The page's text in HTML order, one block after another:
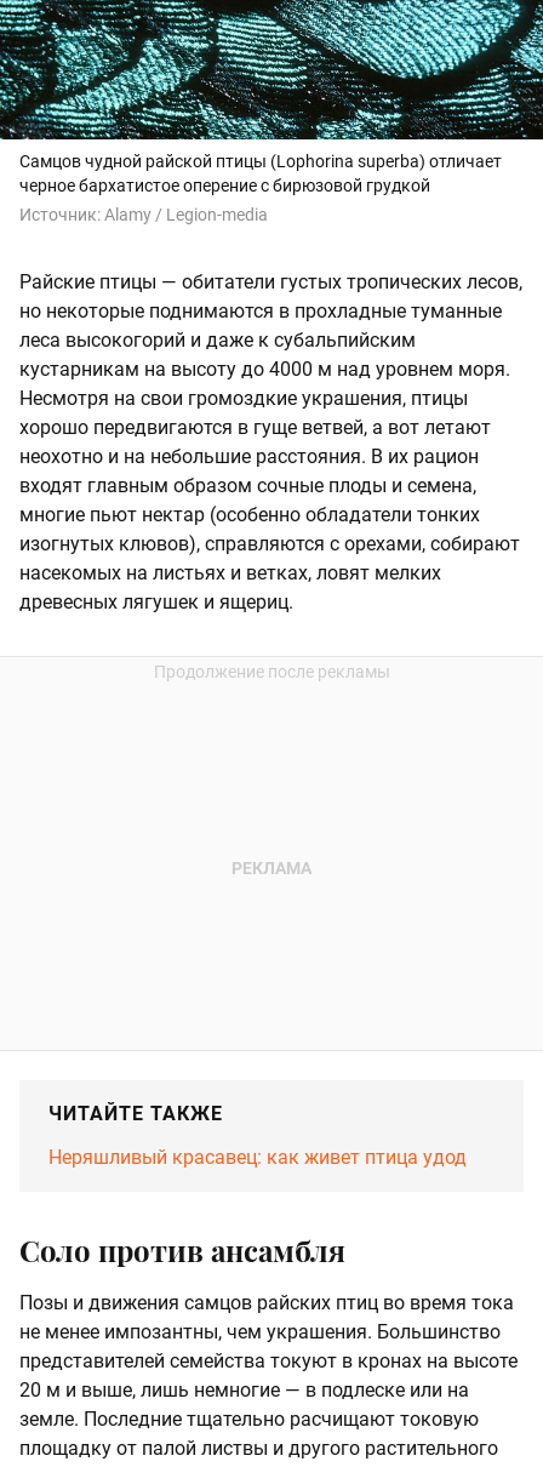
Самцов чудной райской птицы (Lophorina superba) отличает
черное бархатистое оперение с бирюзовой грудкой
Источник:Alamy / Legion-media
Райские птицы — обитатели густых тропических лесов,
но некоторые поднимаются в прохладные туманные
леса высокогорий и даже к субальпийским
кустарникам на высоту до 4000 м над уровнем моря.
Несмотря на свои громоздкие украшения, птицы
хорошо передвигаются в гуще ветвей, а вот летают
неохотно и на небольшие расстояния. В их рацион
входят главным образом сочные плоды и семена,
многие пьют нектар (особенно обладатели тонких
изогнутых клювов), справляются с орехами, собирают
насекомых на листьях и ветках, ловят мелких
древесных лягушек и ящериц.
ЧИТАЙТЕ ТАКЖЕ
Неряшливый красавец: как живет птица удод
Соло против ансамбля
Позы и движения самцов райских птиц во время тока
не менее импозантны, чем украшения. Большинство
представителей семейства токуют в кронах на высоте
20 м и выше, лишь немногие — в подлеске или на
земле. Последние тщательно расчищают токовую
площадку от палой листвы и другого растительного